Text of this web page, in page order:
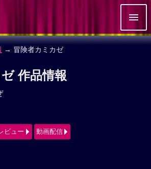
→ 冒険者カミカゼ
作品情報
ビュー 動画配信